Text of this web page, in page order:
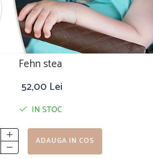
Fehn stea
52,00 Lei
IN STOC
ADAUGA IN COS